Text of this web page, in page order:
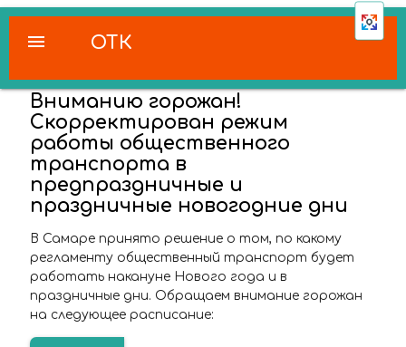
ОТК
menu
Вниманию горожан!
Скорректирован режим
работы общественного
транспорта в
предпраздничные и
праздничные новогодние дни
В Самаре принято решение о том, по какому
регламенту общественный транспорт будет
работать накануне Нового года и в
праздничные дни. Обращаем внимание горожан
на следующее расписание: